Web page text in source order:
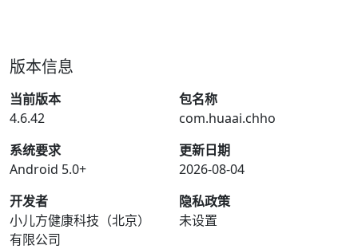
版本信息
当前版本
4.6.42
包名称
com.huaai.chho
系统要求
Android 5.0+
更新日期
2026-08-04
开发者
小儿方健康科技（北京）
有限公司
隐私政策
未设置